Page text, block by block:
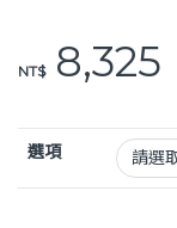
o
o
k
n
k
NT$8,325
選項